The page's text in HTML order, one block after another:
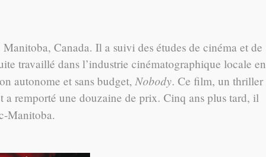
Canada. Il a suivi des études de cinéma et de
travaillé dans l’industrie cinématographique locale en
autonome et sans budget, Nobody. Ce film, un thriller
remporté une douzaine de prix. Cinq ans plus tard, il
Manitoba.